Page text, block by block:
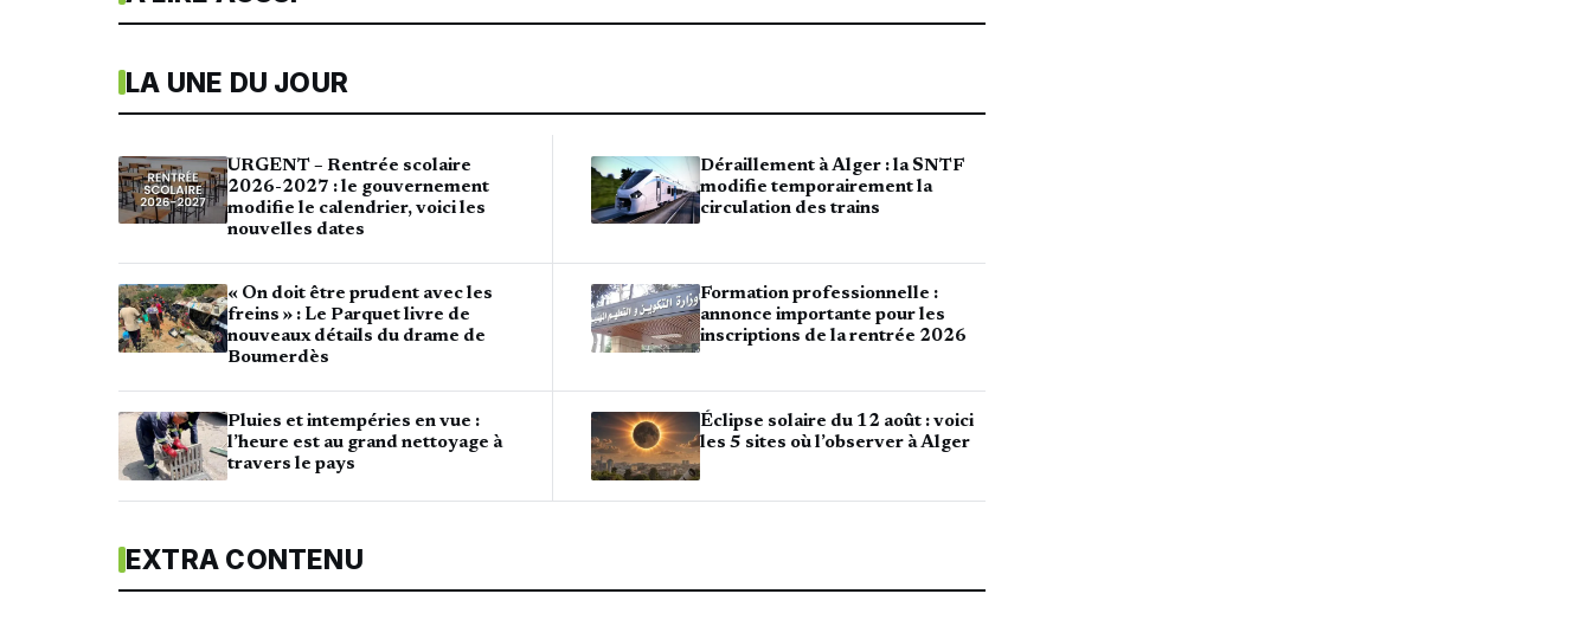
LA UNE DU JOUR
URGENT – Rentrée scolaire
2026-2027 : le gouvernement
modifie le calendrier, voici les
nouvelles dates
« On doit être prudent avec les
freins » : Le Parquet livre de
nouveaux détails du drame de
Boumerdès
Pluies et intempéries en vue :
l’heure est au grand nettoyage à
travers le pays
Déraillement à Alger : la SNTF
modifie temporairement la
circulation des trains
Formation professionnelle :
annonce importante pour les
inscriptions de la rentrée 2026
Éclipse solaire du 12 août : voici
les 5 sites où l’observer à Alger
EXTRA CONTENU